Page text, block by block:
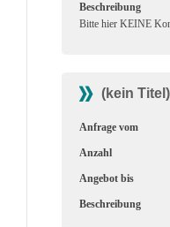
Beschreibung
Bitte hier KEINE
(kein Titel)
Anfrage vom
Anzahl
Angebot bis
Beschreibung